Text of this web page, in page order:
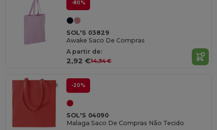
-80%
SOL'S 03829
Awake Saco De Compras
A partir de:
2,92 €14,34 €
-20%
SOL'S 04090
Malaga Saco De Compras Não Tecido